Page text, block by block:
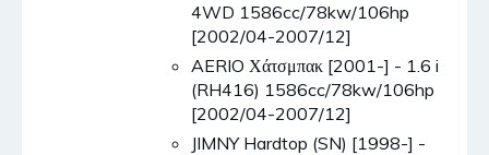
4WD 1586cc/78kw/106hp
[2002/04-2007/12]
AERIO Χάτσμπακ [2001-] - 1.6 i
(RH416) 1586cc/78kw/106hp
[2002/04-2007/12]
JIMNY Hardtop (SN) [1998-] -